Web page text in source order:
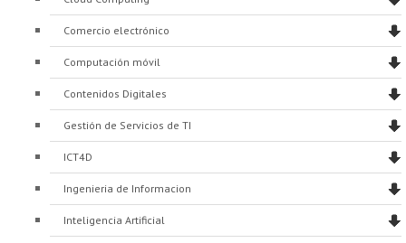
Comercio electrónico
Computación móvil
Contenidos Digitales
Gestión de Servicios de TI
ICT4D
Ingenieria de Informacion
Inteligencia Artificial
Proyecto de grado
Reingreso
Reintegro
Retiro voluntario
Transferencia
Tarifas
Grado